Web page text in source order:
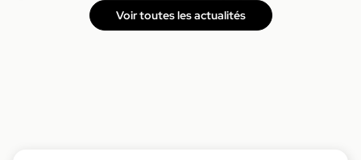
Voir toutes les actualités